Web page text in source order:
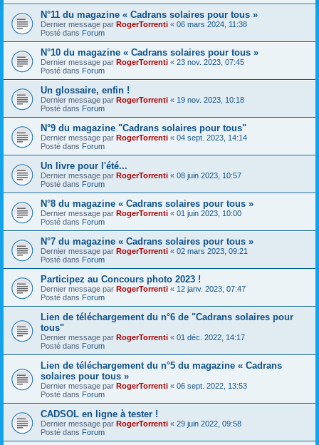
N°11 du magazine « Cadrans solaires pour tous »
Dernier message par RogerTorrenti « 06 mars 2024, 11:38
Posté dans Forum
N°10 du magazine « Cadrans solaires pour tous »
Dernier message par RogerTorrenti « 23 nov. 2023, 07:45
Posté dans Forum
Un glossaire, enfin !
Dernier message par RogerTorrenti « 19 nov. 2023, 10:18
Posté dans Forum
N°9 du magazine "Cadrans solaires pour tous"
Dernier message par RogerTorrenti « 04 sept. 2023, 14:14
Posté dans Forum
Un livre pour l'été...
Dernier message par RogerTorrenti « 08 juin 2023, 10:57
Posté dans Forum
N°8 du magazine « Cadrans solaires pour tous »
Dernier message par RogerTorrenti « 01 juin 2023, 10:00
Posté dans Forum
N°7 du magazine « Cadrans solaires pour tous »
Dernier message par RogerTorrenti « 02 mars 2023, 09:21
Posté dans Forum
Participez au Concours photo 2023 !
Dernier message par RogerTorrenti « 12 janv. 2023, 07:47
Posté dans Forum
Lien de téléchargement du n°6 de "Cadrans solaires pour
tous"
Dernier message par RogerTorrenti « 01 déc. 2022, 14:17
Posté dans Forum
Lien de téléchargement du n°5 du magazine « Cadrans
solaires pour tous »
Dernier message par RogerTorrenti « 06 sept. 2022, 13:53
Posté dans Forum
CADSOL en ligne à tester !
Dernier message par RogerTorrenti « 29 juin 2022, 09:58
Posté dans Forum